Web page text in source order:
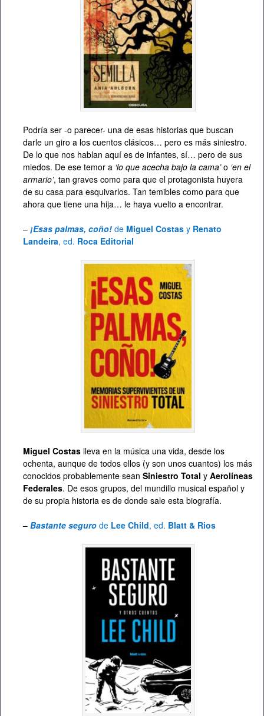
Podría ser -o parecer- una de esas historias que buscan
darle un giro a los cuentos clásicos… pero es más siniestro.
De lo que nos hablan aquí es de infantes, sí… pero de sus
miedos. De ese temor a ‘lo que acecha bajo la cama’o ‘en el
armario’, tan graves como para que el protagonista huyera
de su casa para esquivarlos. Tan temibles como para que
ahora que tiene una hija… le haya vuelto a encontrar.
– ¡Esas palmas, coño! de Miguel Costas y Renato
Landeira, ed. Roca Editorial
Miguel Costas lleva en la música una vida, desde los
ochenta, aunque de todos ellos (y son unos cuantos) los más
conocidos probablemente sean Siniestro Total y Aerolíneas
Federales. De esos grupos, del mundillo musical español y
de su propia historia es de donde sale esta biografía.
– Bastante seguro de Lee Child, ed. Blatt & Rios